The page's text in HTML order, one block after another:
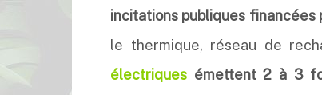
incitations publiques
le thermique, réseau de
électriques émettent 2 à 3